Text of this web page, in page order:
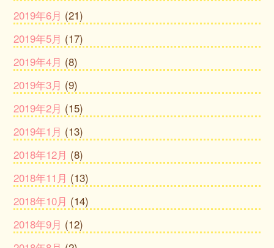
2019年6月 (21)
2019年5月 (17)
2019年4月 (8)
2019年3月 (9)
2019年2月 (15)
2019年1月 (13)
2018年12月 (8)
2018年11月 (13)
2018年10月 (14)
2018年9月 (12)